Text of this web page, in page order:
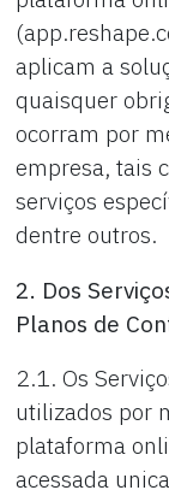
aplicam a
quaisquer
ocorram por
empresa, tais
serviços
dentre outros.
2. Dos
Planos de
2.1. Os
utilizados por
plataforma
acessada